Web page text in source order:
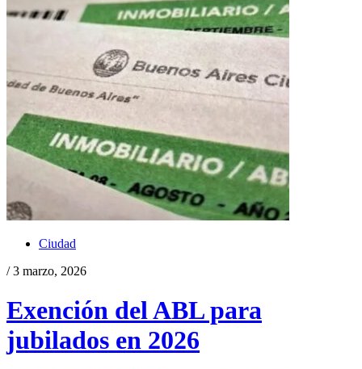
Ciudad
/ 3 marzo, 2026
Exención del ABL para
jubilados en 2026